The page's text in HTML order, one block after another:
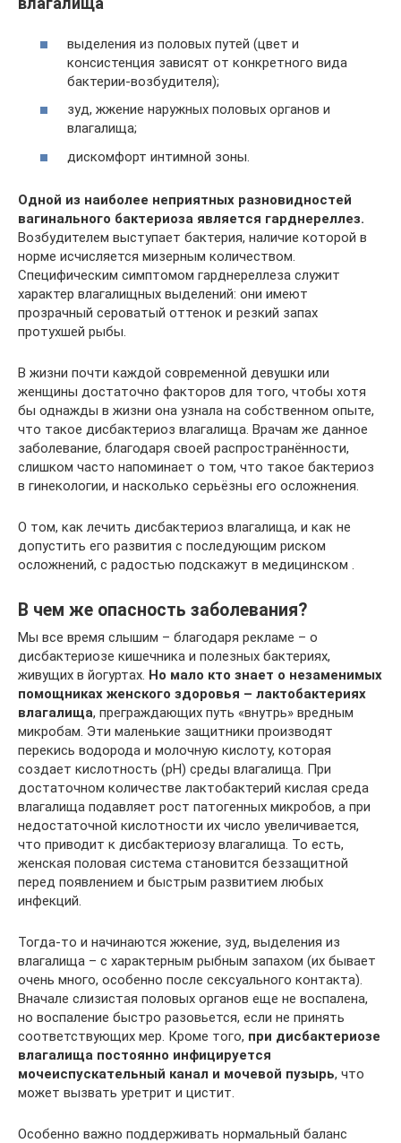
выделения из половых путей (цвет и
консистенция зависят от конкретного вида
бактерии-возбудителя);
зуд, жжение наружных половых органов и
влагалища;
дискомфорт интимной зоны.
Одной из наиболее неприятных разновидностей
вагинального бактериоза является гарднереллез.
Возбудителем выступает бактерия, наличие которой в
норме исчисляется мизерным количеством.
Специфическим симптомом гарднереллеза служит
характер влагалищных выделений: они имеют
прозрачный сероватый оттенок и резкий запах
протухшей рыбы.
В жизни почти каждой современной девушки или
женщины достаточно факторов для того, чтобы хотя
бы однажды в жизни она узнала на собственном опыте,
что такое дисбактериоз влагалища. Врачам же данное
заболевание, благодаря своей распространённости,
слишком часто напоминает о том, что такое бактериоз
в гинекологии, и насколько серьёзны его осложнения.
О том, как лечить дисбактериоз влагалища, и как не
допустить его развития с последующим риском
осложнений, с радостью подскажут в медицинском .
В чем же опасность заболевания?
Мы все время слышим – благодаря рекламе – о
дисбактериозе кишечника и полезных бактериях,
живущих в йогуртах. Но мало кто знает о незаменимых
помощниках женского здоровья – лактобактериях
влагалища, преграждающих путь «внутрь» вредным
микробам. Эти маленькие защитники производят
перекись водорода и молочную кислоту, которая
создает кислотность (рН) среды влагалища. При
достаточном количестве лактобактерий кислая среда
влагалища подавляет рост патогенных микробов, а при
недостаточной кислотности их число увеличивается,
что приводит к дисбактериозу влагалища. То есть,
женская половая система становится беззащитной
перед появлением и быстрым развитием любых
инфекций.
Тогда-то и начинаются жжение, зуд, выделения из
влагалища – с характерным рыбным запахом (их бывает
очень много, особенно после сексуального контакта).
Вначале слизистая половых органов еще не воспалена,
но воспаление быстро разовьется, если не принять
соответствующих мер. Кроме того, при дисбактериозе
влагалища постоянно инфицируется
мочеиспускательный канал и мочевой пузырь, что
может вызвать уретрит и цистит.
Особенно важно поддерживать нормальный баланс